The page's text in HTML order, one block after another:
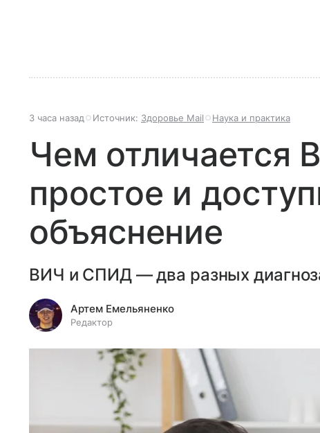
3 часа назад Источник: Здоровье Mail Наука и практика
Чем отличается
простое и
объяснение
ВИЧ и СПИД — два разных
Артем Емельяненко
Редактор